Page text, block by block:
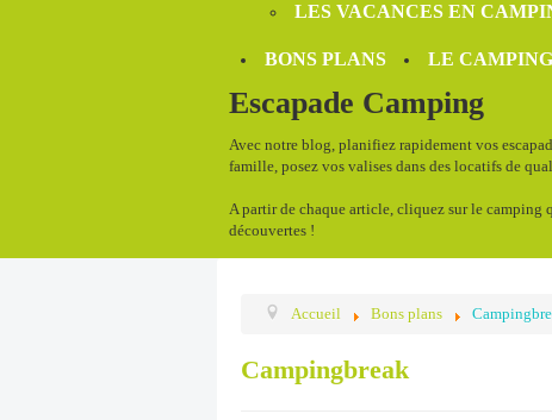
LES VACANCES EN
BONS PLANS
LE
Escapade Camping
Avec notre blog, planifiez rapidement vos
famille, posez vos valises dans des locatifs de
A partir de chaque article, cliquez sur le camping
découvertes !
Accueil Bons plans
Campingbreak